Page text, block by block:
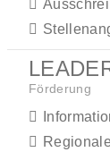
Förderung